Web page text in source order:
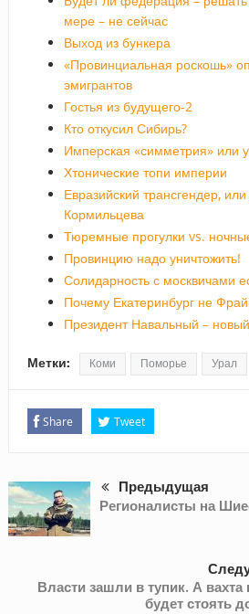
мере – не сейчас
Выход из бункера
«Провинциальная роскошь»
эмигрантов
Гостья из будущего-2
Кто откусил Сибирь?
Имперская «симметрия» или
Хтонические топи империи
Евразийский трансгендер,
Кормильцева
Тюремные прогулки vs.
Провинцию надо уничтожить!
Солидарность с москвичами
Почему Екатеринбург не
Президент Навальный –
Метки: Коми Поморье Урал
Share Tweet
Предыдущая
Регионалисты на
Власти зашли в тупик. А
будет стоять